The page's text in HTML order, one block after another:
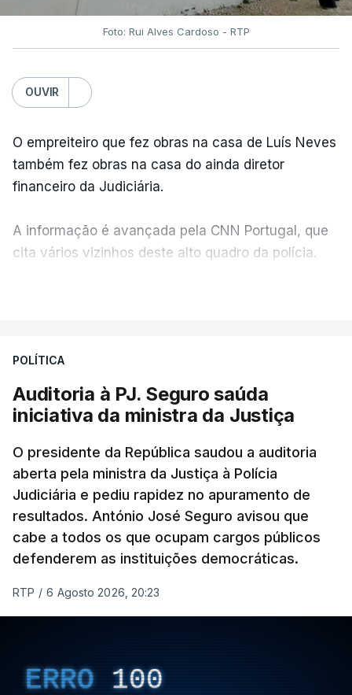
Foto: Rui Alves Cardoso - RTP
OUVIR
O empreiteiro que fez obras na casa de Luís Neves
também fez obras na casa do ainda diretor
financeiro da Judiciária.
A informação é avançada pela CNN Portugal, que
cita vários vizinhos deste alto quadro da polícia.
apreendido numa operação de droga.
POLÍTICA
Auditoria à PJ. Seguro saúda
iniciativa da ministra da Justiça
O presidente da República saudou a auditoria
aberta pela ministra da Justiça à Polícia
Judiciária e pediu rapidez no apuramento de
resultados. António José Seguro avisou que
cabe a todos os que ocupam cargos públicos
defenderem as instituições democráticas.
RTP / 6 Agosto 2026, 20:23
ERRO 100